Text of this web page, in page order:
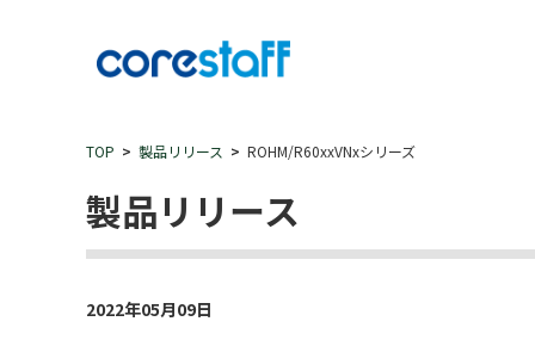
TOP 製品リリース ROHM/R60xxVNxシリーズ
製品リリース
2022年05月09日